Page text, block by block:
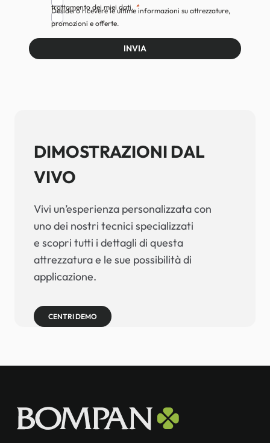
trattamento dei miei dati.
Desidero ricevere le ultime informazioni su attrezzature,
promozioni e offerte.
INVIA
DIMOSTRAZIONI DAL
VIVO
Vivi un’esperienza personalizzata con
uno dei nostri tecnici specializzati
e scopri tutti i dettagli di questa
attrezzatura e le sue possibilità di
applicazione.
CENTRI DEMO